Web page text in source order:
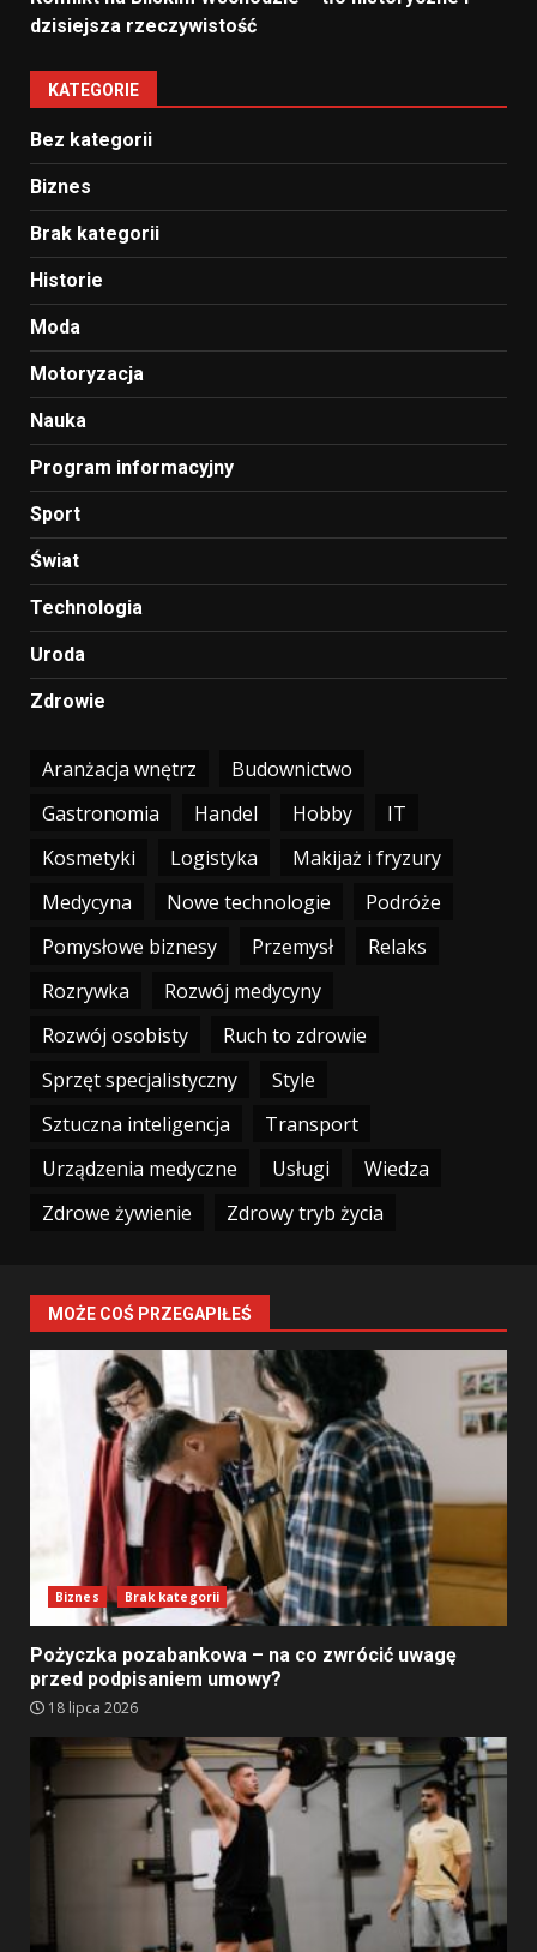
dzisiejsza rzeczywistość
KATEGORIE
Bez kategorii
Biznes
Brak kategorii
Historie
Moda
Motoryzacja
Nauka
Program informacyjny
Sport
Świat
Technologia
Uroda
Zdrowie
Aranżacja wnętrz
Budownictwo
Gastronomia
Handel Hobby
IT
Kosmetyki
Logistyka
Makijaż i fryzury
Medycyna
Nowe technologie
Podróże
Pomysłowe biznesy
Przemysł
Relaks
Rozrywka
Rozwój medycyny
Rozwój osobisty
Ruch to zdrowie
Sprzęt specjalistyczny
Style
Sztuczna inteligencja
Transport
Urządzenia medyczne
Usługi
Wiedza
Zdrowe żywienie
Zdrowy tryb życia
MOŻE COŚ PRZEGAPIŁEŚ
Biznes Brak kategorii
Pożyczka pozabankowa – na co zwrócić uwagę
przed podpisaniem umowy?
18 lipca 2026